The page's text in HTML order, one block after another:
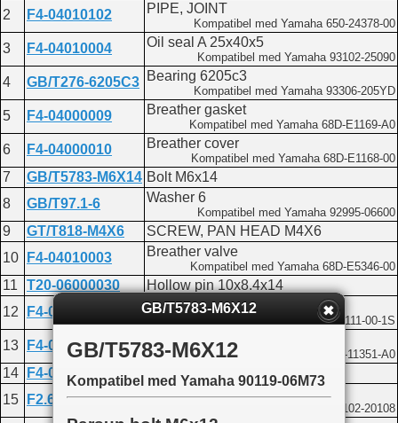
2 F4-04010102 PIPE, JOINT
Kompatibel med Yamaha 650-24378-00
3 F4-04010004 Oil seal A 25x40x5
Kompatibel med Yamaha 93102-25090
4 GB/T276-6205C3 Bearing 6205c3
Kompatibel med Yamaha 93306-205YD
5 F4-04000009 Breather gasket
Kompatibel med Yamaha 68D-E1169-A0
6 F4-04000010 Breather cover
Kompatibel med Yamaha 68D-E1168-00
7 GB/T5783-M6X14 Bolt M6x14
8
GB/T97.1-6 Washer 6
Kompatibel med Yamaha 92995-06600
9 GT/T818-M4X6
SCREW, PAN HEAD M4X6
10
F4-04010003 Breather valve
Kompatibel med Yamaha 68D-E5346-00
11 T20-06000030
Hollow pin 10x8.4x14
12
F4-04050200 Crankcase cover assembly
Kompatibel med Yamaha 68D-E5111-00-1S
13 F4-04000002 Crankcase gasket
Kompatibel med Yamaha 68D-11351-A0
14 F4-04000039
Bolt M8x50
15
F2.6-04010001 Oil seal 20x30x7
Kompatibel med Yamaha 93102-20108
GB/T5783-M6X12
GB/T5783-M6X12
Kompatibel med Yamaha 90119-06M73